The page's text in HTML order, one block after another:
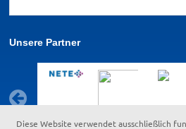
Unsere Partner
Diese Website verwendet ausschließlich